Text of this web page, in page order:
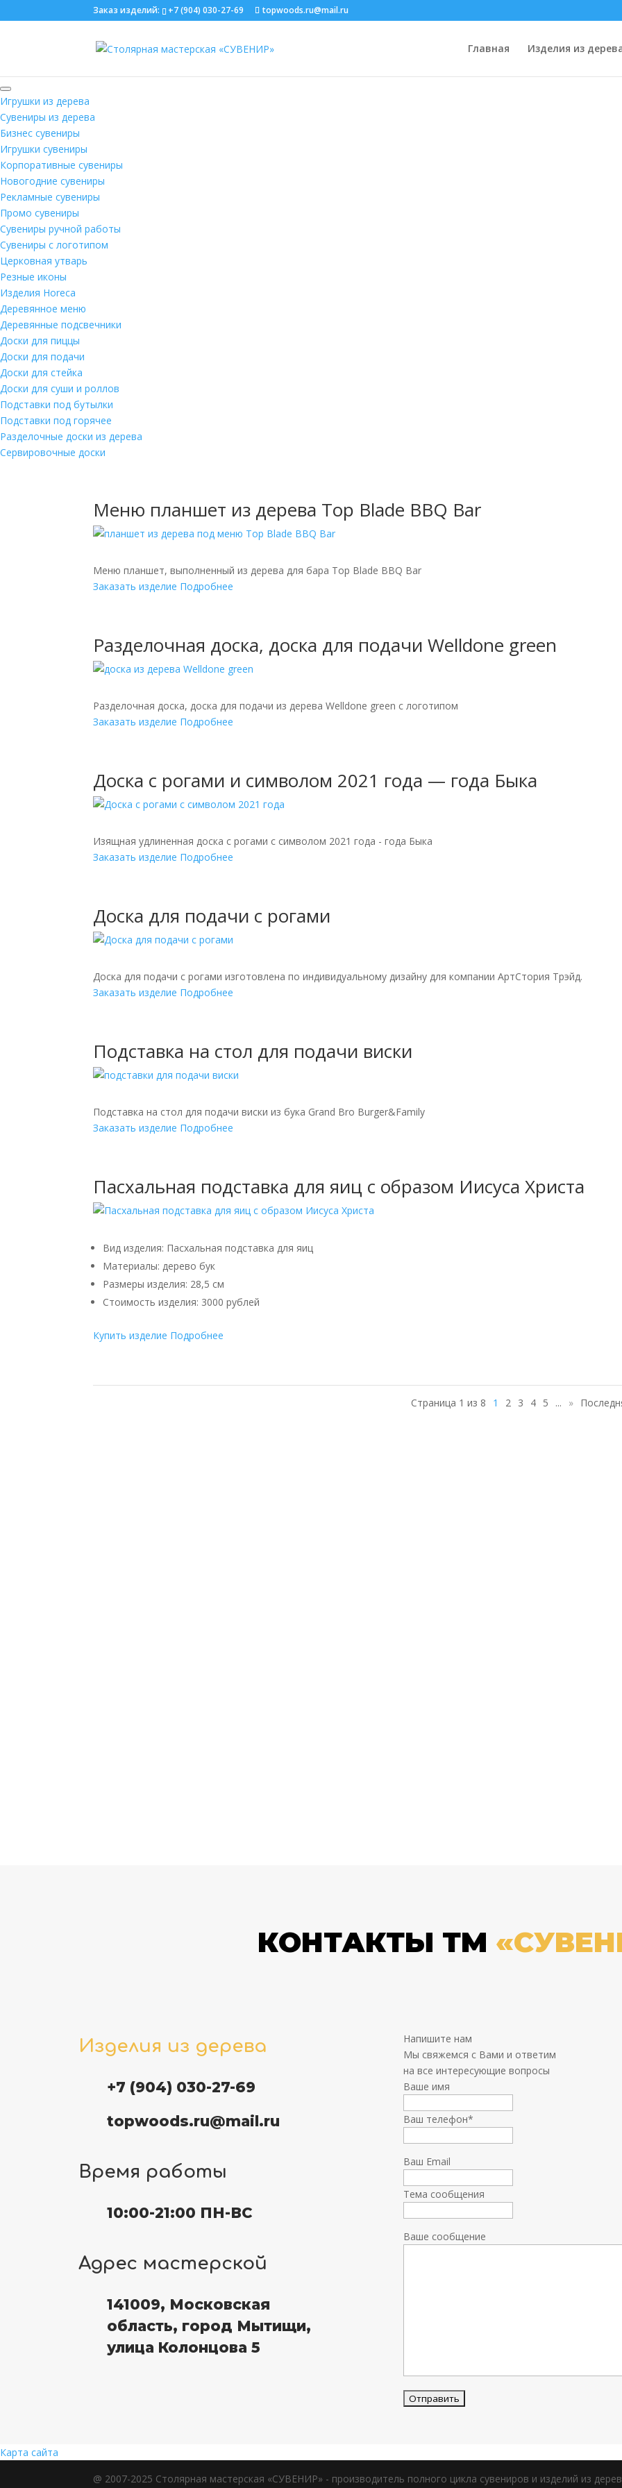
Заказ изделий: +7 (904) 030-27-69 topwoods.ru@mail.ru
Главная Изделия из
Hidden label
Exact matches only
Hidden label
Hidden label
Игрушки из дерева
Сувениры из дерева
Бизнес сувениры
Игрушки сувениры
Корпоративные сувениры
Новогодние сувениры
Рекламные сувениры
Промо сувениры
Сувениры ручной работы
Сувениры с логотипом
Церковная утварь
Резные иконы
Изделия Horeca
Деревянное меню
Деревянные подсвечники
Доски для пиццы
Доски для подачи
Доски для стейка
Доски для суши и роллов
Подставки под бутылки
Подставки под горячее
Разделочные доски из дерева
Сервировочные доски
Меню планшет из дерева Top Blade BBQ Bar
Меню планшет, выполненный из дерева для бара Top Blade BBQ Bar
Заказать изделие Подробнее
Разделочная доска, доска для подачи Welldone green
Разделочная доска, доска для подачи из дерева Welldone green с логотипом
Заказать изделие Подробнее
Доска с рогами и символом 2021 года — года Быка
Изящная удлиненная доска с рогами с символом 2021 года - года Быка
Заказать изделие Подробнее
Доска для подачи с рогами
Доска для подачи с рогами изготовлена по индивидуальному дизайну для компании АртСтория Трэйд.
Заказать изделие Подробнее
Подставка на стол для подачи виски
Подставка на стол для подачи виски из бука Grand Bro Burger&Family
Заказать изделие Подробнее
Пасхальная подставка для яиц с образом Иисуса Христа
Вид изделия: Пасхальная подставка для яиц
Материалы: дерево бук
Размеры изделия: 28,5 см
Стоимость изделия: 3000 рублей
Купить изделие Подробнее
Страница 1 из 8 1 2 3 4 5 ... »
КОНТАКТЫ ТМ
Изделия из дерева
+7 (904) 030-27-69
topwoods.ru@mail.ru
Время работы
10:00-21:00 ПН-ВС
Адрес мастерской
141009, Московская
область, город Мытищи,
улица Колонцова 5
Напишите нам
Мы свяжемся с Вами и ответим
на все интересующие вопросы
Ваше имя
Ваш телефон*
Ваш Email
Тема сообщения
Ваше сообщение
Карта сайта
@ 2007-2025 Столярная мастерская «СУВЕНИР» - производитель полного цикла сувениров и изделий из